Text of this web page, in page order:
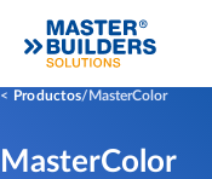
Productos MasterColor
MasterColor